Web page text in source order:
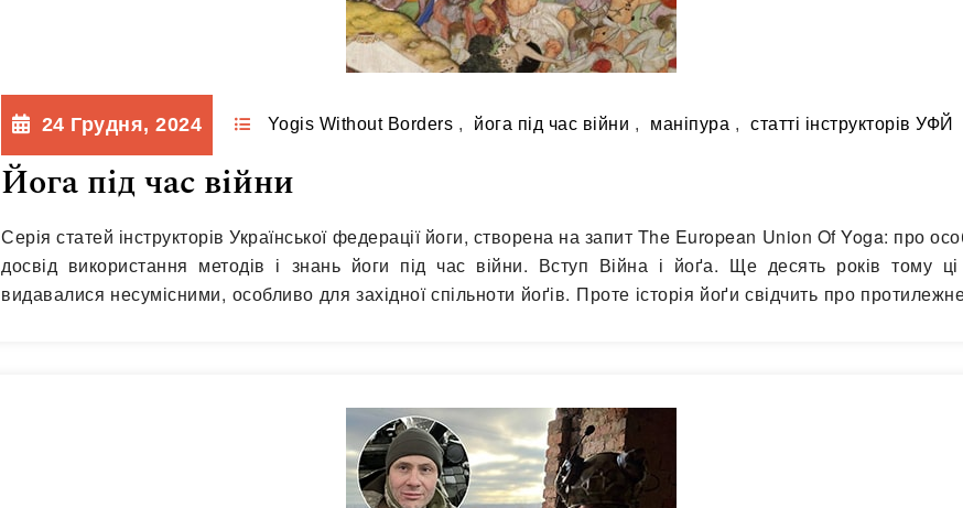
24 Грудня, 2024 Yogis Without Borders , йога під час війни , маніпура , статті інструкторів УФЙ
Йога під час війни
Серія статей інструкторів Української федерації йоги, створена на запит The European Union Of Yoga: про
досвід використання методів і знань йоги під час війни. Вступ Війна і йоґа. Ще десять років тому
видавалися несумісними, особливо для західної спільноти йоґів. Проте історія йоґи свідчить про